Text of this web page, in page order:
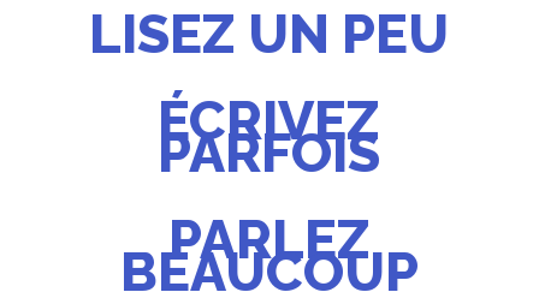
LISEZ UN PEU
ÉCRIVEZ
PARFOIS
PARLEZ
BEAUCOUP